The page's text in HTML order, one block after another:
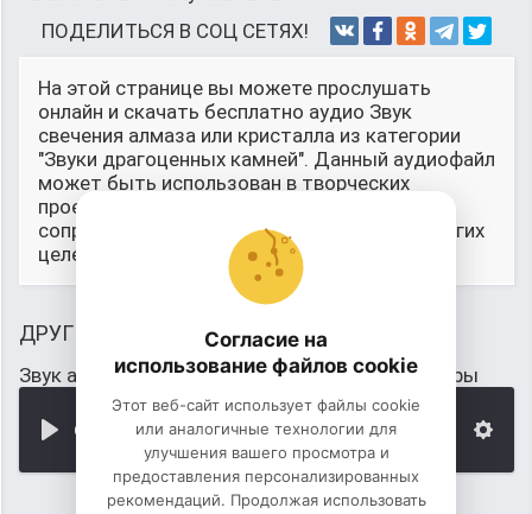
ПОДЕЛИТЬСЯ В СОЦ СЕТЯХ!
На этой странице вы можете прослушать
онлайн и скачать бесплатно аудио Звук
свечения алмаза или кристалла из категории
"Звуки драгоценных камней". Данный аудиофайл
может быть использован в творческих
проектах, в качестве звукового
сопровожддения, для монтажа и любых других
целей.
ДРУГИЕ ЗВУКИ
Звук алмаза для озвучивания какой-нибудь игры
Согласие на
использование файлов cookie
Этот веб-сайт использует файлы cookie
или аналогичные технологии для
улучшения вашего просмотра и
предоставления персонализированных
рекомендаций. Продолжая использовать